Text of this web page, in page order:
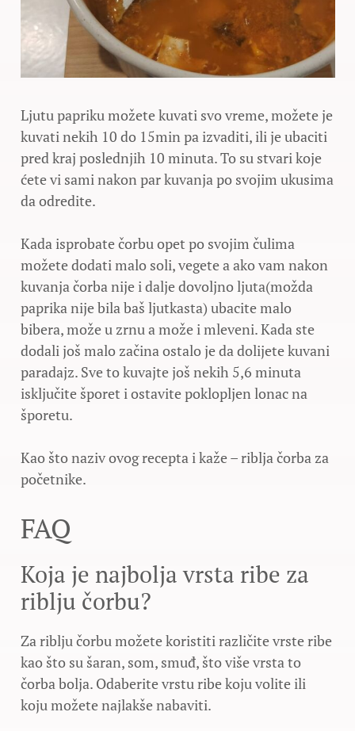
Ljutu papriku možete kuvati svo vreme, možete je
kuvati nekih 10 do 15min pa izvaditi, ili je ubaciti
pred kraj poslednjih 10 minuta. To su stvari koje
ćete vi sami nakon par kuvanja po svojim ukusima
da odredite.
Kada isprobate čorbu opet po svojim čulima
možete dodati malo soli, vegete a ako vam nakon
kuvanja čorba nije i dalje dovoljno ljuta(možda
paprika nije bila baš ljutkasta) ubacite malo
bibera, može u zrnu a može i mleveni. Kada ste
dodali još malo začina ostalo je da dolijete kuvani
paradajz. Sve to kuvajte još nekih 5,6 minuta
isključite šporet i ostavite poklopljen lonac na
šporetu.
Kao što naziv ovog recepta i kaže – riblja čorba za
početnike.
FAQ
Koja je najbolja vrsta ribe za
riblju čorbu?
Za riblju čorbu možete koristiti različite vrste ribe
kao što su šaran, som, smuđ, što više vrsta to
čorba bolja. Odaberite vrstu ribe koju volite ili
koju možete najlakše nabaviti.